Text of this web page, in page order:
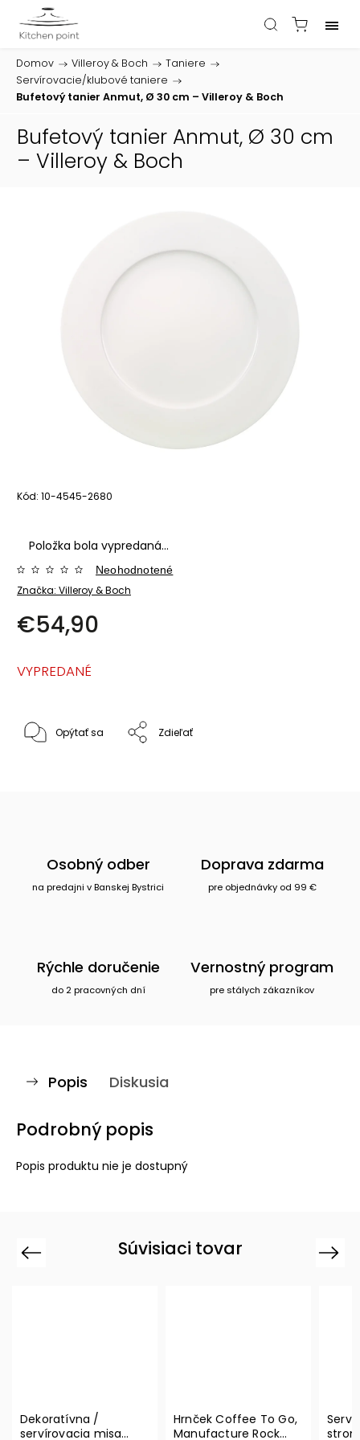
Domov / Villeroy & Boch / Taniere /
Servírovacie/klubové taniere /
Bufetový tanier Anmut, Ø 30 cm – Villeroy & Boch
Bufetový tanier Anmut, Ø 30 cm
– Villeroy & Boch
Kód: 10-4545-2680
Položka bola vypredaná…
Značka: Villeroy & Boch
Neohodnotené
€54,90
VYPREDANÉ
Opýtať sa Zdieľať
Osobný odber
na predajni v Banskej Bystrici
Doprava zdarma
pre objednávky od 99 €
Rýchle doručenie
do 2 pracovných dní
Vernostný program
pre stálych zákazníkov
Popis Diskusia
Podrobný popis
Popis produktu nie je dostupný
Súvisiaci tovar
Previous
Dekoratívna /
servírovacia misa
Hrnček Coffee To Go,
Manufacture Rock
Next